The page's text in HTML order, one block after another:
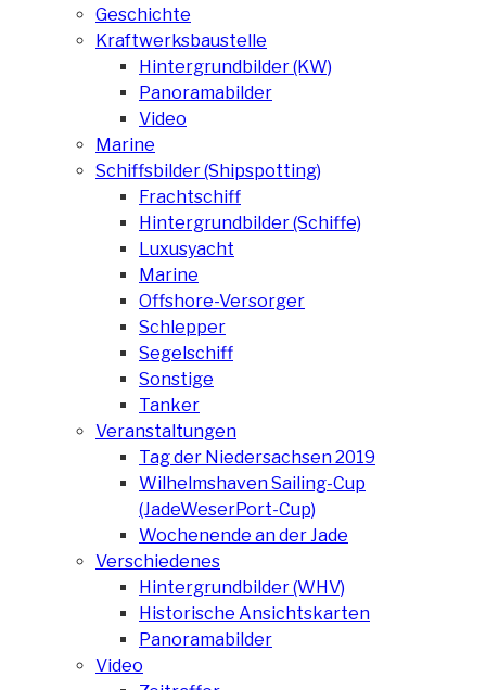
Geschichte
Kraftwerksbaustelle
Hintergrundbilder (KW)
Panoramabilder
Video
Marine
Schiffsbilder (Shipspotting)
Frachtschiff
Hintergrundbilder (Schiffe)
Luxusyacht
Marine
Offshore-Versorger
Schlepper
Segelschiff
Sonstige
Tanker
Veranstaltungen
Tag der Niedersachsen 2019
Wilhelmshaven Sailing-Cup
(JadeWeserPort-Cup)
Wochenende an der Jade
Verschiedenes
Hintergrundbilder (WHV)
Historische Ansichtskarten
Panoramabilder
Video